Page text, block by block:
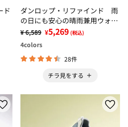
ド
ダンロップ・リファインド 雨
の日にも安心の晴雨兼用ウォー
カー
¥ 6,589 ¥5,269 (税込)
4colors
28件
チラ見をする